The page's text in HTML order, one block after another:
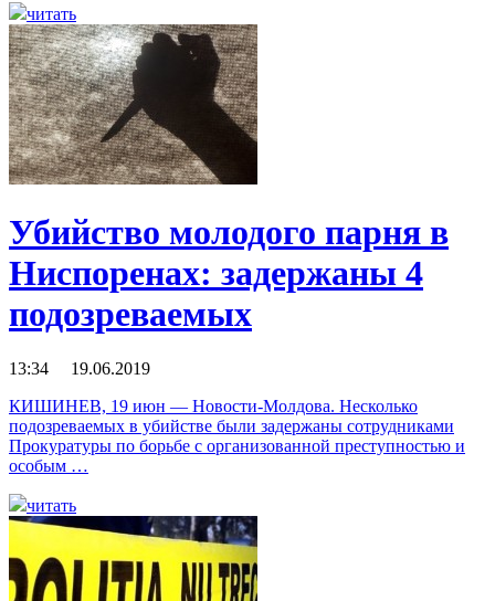
читать
Убийство молодого парня в
Ниспоренах: задержаны 4
подозреваемых
13:34 19.06.2019
КИШИНЕВ, 19 июн — Новости-Молдова. Несколько
подозреваемых в убийстве были задержаны сотрудниками
Прокуратуры по борьбе с организованной преступностью и
особым …
читать